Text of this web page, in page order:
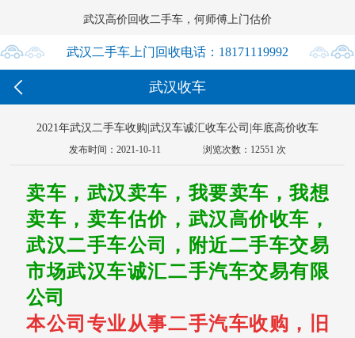
武汉高价回收二手车，何师傅上门估价
 武汉二手车上门回收电话：18171119992
18171119992

 武汉收车
2021年武汉二手车收购|武汉车诚汇收车公司|年底高价收车
发布时间：2021-10-11 浏览次数：12551 次
卖车，武汉卖车，我要卖车，我想
卖车，卖车估价，武汉高价收车，
武汉二手车公司，附近二手车交易
市场武汉车诚汇二手汽车交易有限
公司
本公司专业从事二手汽车收购，旧